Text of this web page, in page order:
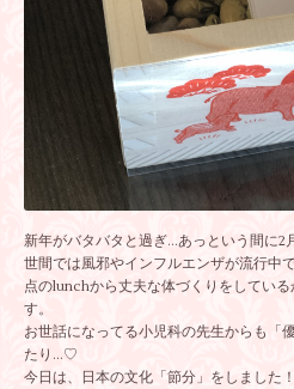
新年がバタバタと過ぎ…あっという間に2
世間では風邪やインフルエンザが流行中
点のlunchから丈夫な体づくりをしてい
す。
お世話になってる小児科の先生からも「
たり…♡
今日は、日本の文化「節分」をしました！